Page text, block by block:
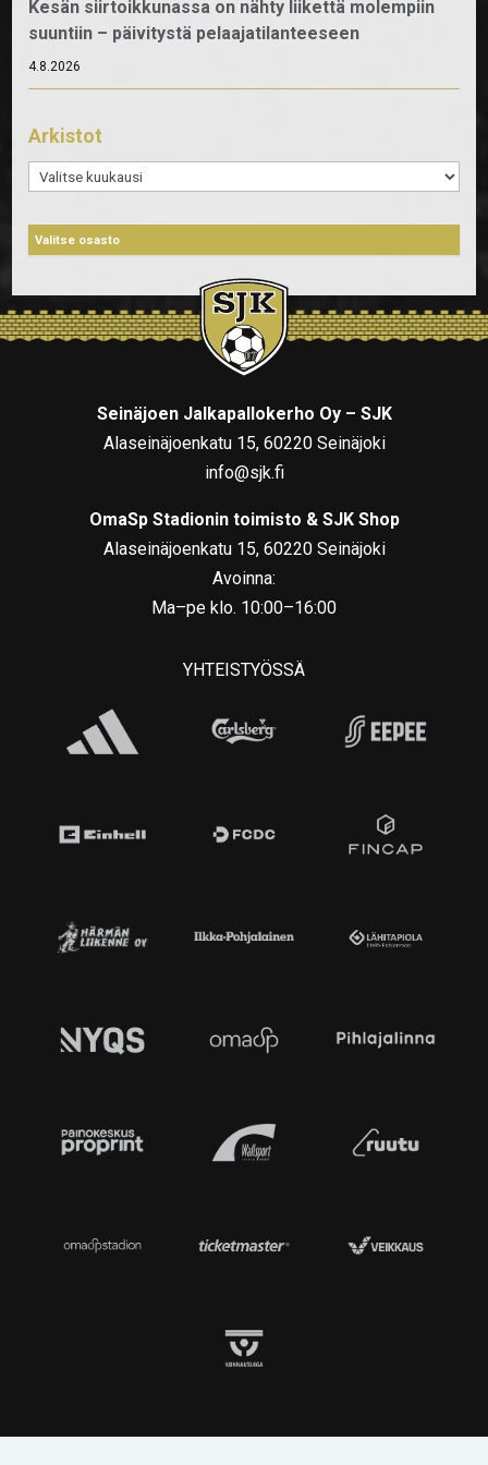
Kesän siirtoikkunassa on nähty liikettä molempiin
suuntiin – päivitystä pelaajatilanteeseen
4.8.2026
Arkistot
Arkistot
Seinäjoen Jalkapallokerho Oy – SJK
Alaseinäjoenkatu 15, 60220 Seinäjoki
info@sjk.fi
OmaSp Stadionin toimisto & SJK Shop
Alaseinäjoenkatu 15, 60220 Seinäjoki
Avoinna:
Ma–pe klo. 10:00–16:00
YHTEISTYÖSSÄ